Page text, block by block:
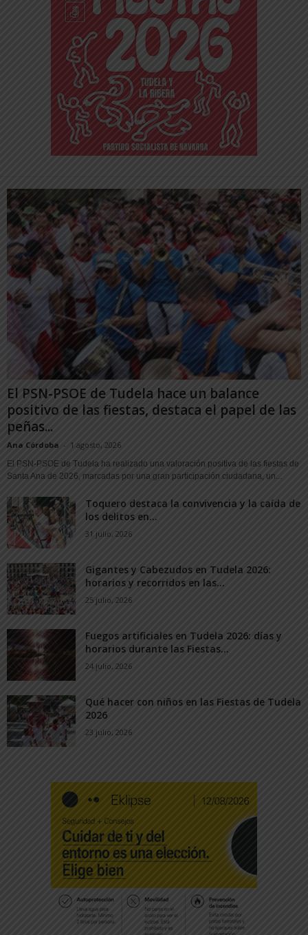
El PSN-PSOE de Tudela hace un balance
positivo de las fiestas, destaca el papel de las
peñas...
Ana Córdoba - 1 agosto, 2026
El PSN-PSOE de Tudela ha realizado una valoración positiva de las fiestas de
Santa Ana de 2026, marcadas por una gran participación ciudadana, un...
Toquero destaca la convivencia y la caída de
los delitos en...
31 julio, 2026
Gigantes y Cabezudos en Tudela 2026:
horarios y recorridos en las...
25 julio, 2026
Fuegos artificiales en Tudela 2026: días y
horarios durante las Fiestas...
24 julio, 2026
Qué hacer con niños en las Fiestas de Tudela
2026
23 julio, 2026